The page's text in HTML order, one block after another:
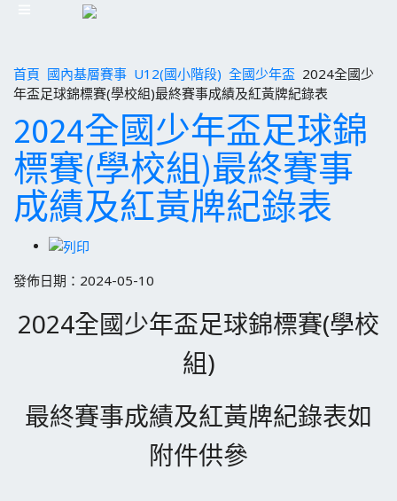
首頁 國內基層賽事 U12(國小階段) 全國少年盃 2024全國少
年盃足球錦標賽(學校組)最終賽事成績及紅黃牌紀錄表
2024全國少年盃足球錦
標賽(學校組)最終賽事
成績及紅黃牌紀錄表
發佈日期：2024-05-10
2024全國少年盃足球錦標賽(學校
組)
最終賽事成績及紅黃牌紀錄表如
附件供參